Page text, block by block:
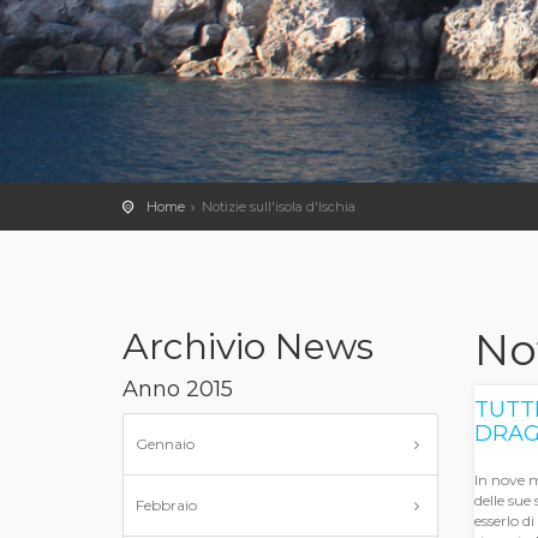
Home Notizie sull'isola d'Ischia
Archivio News
Anno 2015
Gennaio
Febbraio
In nove
delle
esserlo